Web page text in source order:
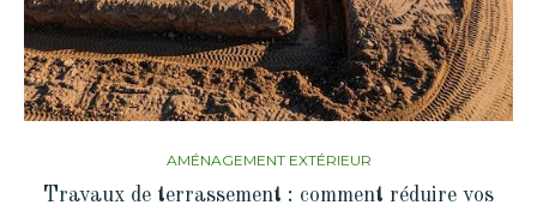
AMÉNAGEMENT EXTÉRIEUR
Travaux de terrassement : comment réduire vos